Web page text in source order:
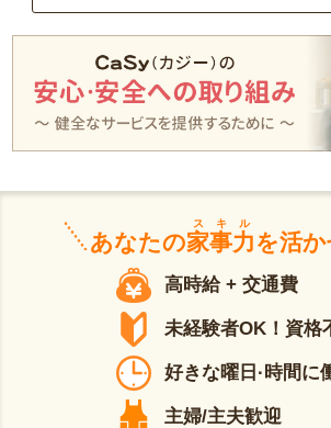
あなたの家事力
スキル
を活
高時給 + 交通費
未経験者OK！資格
好きな曜日·時間に
主婦/主夫歓迎